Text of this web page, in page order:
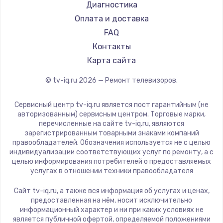
Замена видеокарты
1600 руб.
Заказать
Ремонт разъема питания
880 руб.
Заказать
Замена видеочипа
2745 руб.
Заказать
2600 руб.
Заказать
Hyundai
Doffler
Hiper
Grundig
HITACHI
Yandex
National
iFFALCON
Tuvio
Nord
BenQ
Диагностика
Оплата и доставка
FAQ
Контакты
Карта сайта
© tv-iq.ru 2026 — Ремонт телевизоров.
Сервисный центр tv-iq.ru является пост гарантийным (не
авторизованным) сервисным центром. Торговые марки,
перечисленные на сайте tv-iq.ru, являются
зарегистрированным товарными знаками компаний
правообладателей. Обозначения используется не с целью
индивидуализации соответствующих услуг по ремонту, а с
целью информирования потребителей о предоставляемых
услугах в отношении техники правообладателя
Сайт tv-iq.ru, а также вся информация об услугах и ценах,
предоставленная на нём, носит исключительно
информационный характер и ни при каких условиях не
является публичной офертой, определяемой положениями